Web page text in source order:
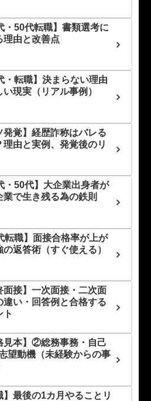
・50代転職】書類選考に
理由と改善点
・転職】決まらない理由
い現実（リアル事例）
発覚】経歴詐称はバレる
理由と実例、発覚後のリ
・50代】大企業出身者が
業で生き残る為の鉄則
転職】面接合格率が上が
の返答術（すぐ使える）
面接】一次面接・二次面
違い・回答例と合格する
ト
見本】②総務事務・自己
望動機（未経験からの事
】最後の1カ月やることリ